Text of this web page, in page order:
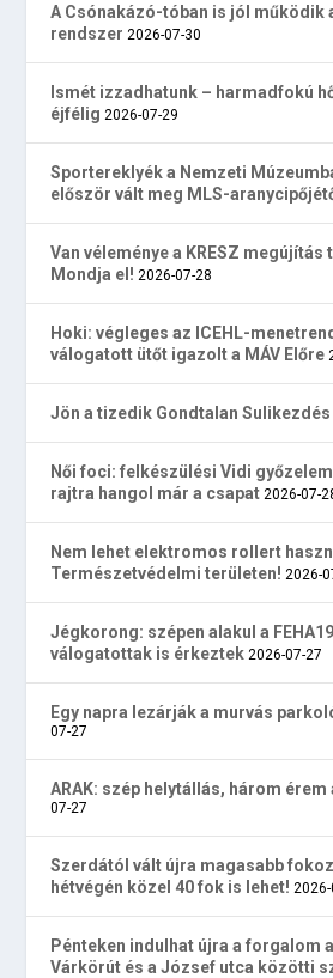
A Csónakázó-tóban is jól működik
rendszer 2026-07-30
Ismét izzadhatunk – harmadfokú
éjfélig 2026-07-29
Sportereklyék a Nemzeti
először vált meg MLS-
Van véleménye a KRESZ megújítás
Mondja el! 2026-07-28
Hoki: végleges az ICEHL-
válogatott ütőt igazolt a MÁV Előre
Jön a tizedik Gondtalan
Női foci: felkészülési Vidi
rajtra hangol már a csapat 2026-07-
Nem lehet elektromos rollert
Természetvédelmi területen! 2026-
Jégkorong: szépen alakul a
válogatottak is érkeztek 2026-07-27
Egy napra lezárják a murvás
07-27
ARAK: szép helytállás, három érem
07-27
Szerdától vált újra magasabb
hétvégén közel 40 fok is lehet!
Pénteken indulhat újra a forgalom
Várkörút és a József utca közötti